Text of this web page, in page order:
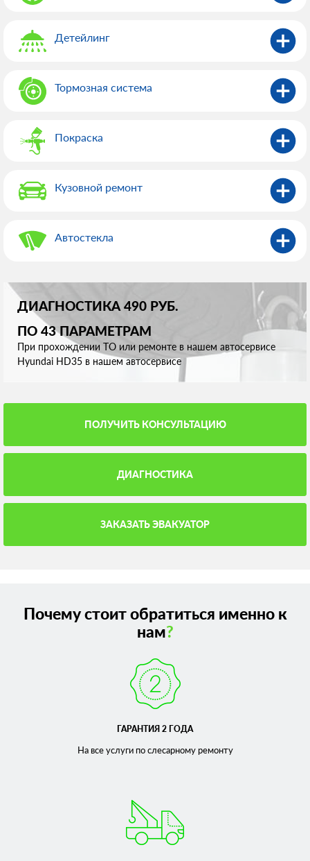
Детейлинг
Тормозная система
Покраска
Кузовной ремонт
Автостекла
ДИАГНОСТИКА 490 РУБ.
ПО 43 ПАРАМЕТРАМ
При прохождении ТО или ремонте в нашем автосервисе
Hyundai HD35 в нашем автосервисе
ПОЛУЧИТЬ КОНСУЛЬТАЦИЮ
ДИАГНОСТИКА
ЗАКАЗАТЬ ЭВАКУАТОР
Почему стоит обратиться именно к
нам?
ГАРАНТИЯ 2 ГОДА
На все услуги по слесарномуремонту